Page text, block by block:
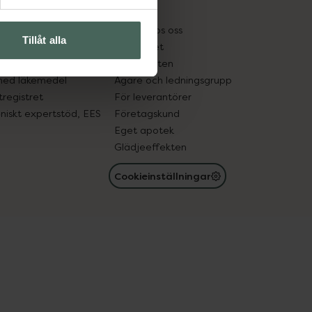
Tillåt alla
in gammal medicin
läkemedel
expertstöd, EES
Pressrum
Jobba hos oss
Hållbarhet
Samarbeten
Ägare och ledningsgrupp
För leverantörer
Företagskund
Eget apotek
Glädjeeffekten
Cookieinställningar